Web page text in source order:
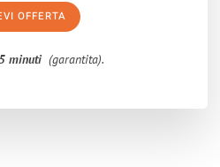
OFFERTA
minuti (garantita).